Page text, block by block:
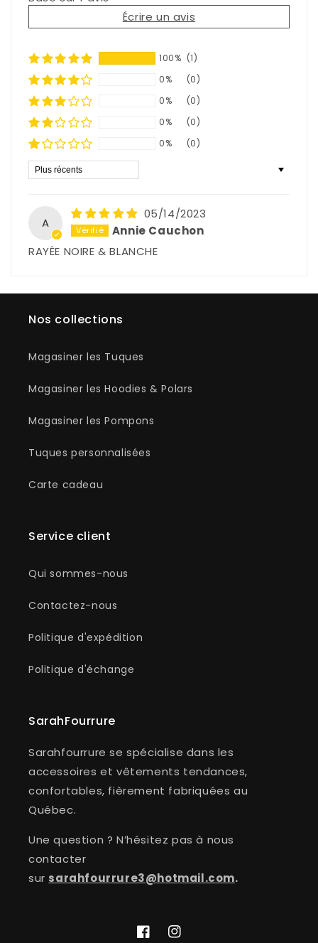
Écrire un avis
100% (1)
0%
(0)
0%
(0)
0%
(0)
0%
(0)
Sort by
A
05/14/2023
Annie Cauchon
RAYÉE NOIRE & BLANCHE
Nos collections
Magasiner les Tuques
Magasiner les Hoodies & Polars
Magasiner les Pompons
Tuques personnalisées
Carte cadeau
Service client
Qui sommes-nous
Contactez-nous
Politique d'expédition
Politique d'échange
SarahFourrure
Sarahfourrure se spécialise dans les
accessoires et vêtements tendances,
confortables, fièrement fabriquées au
Québec.
Une question ? N’hésitez pas à nous
contacter
sur sarahfourrure3@hotmail.com.
FacebookInstagram